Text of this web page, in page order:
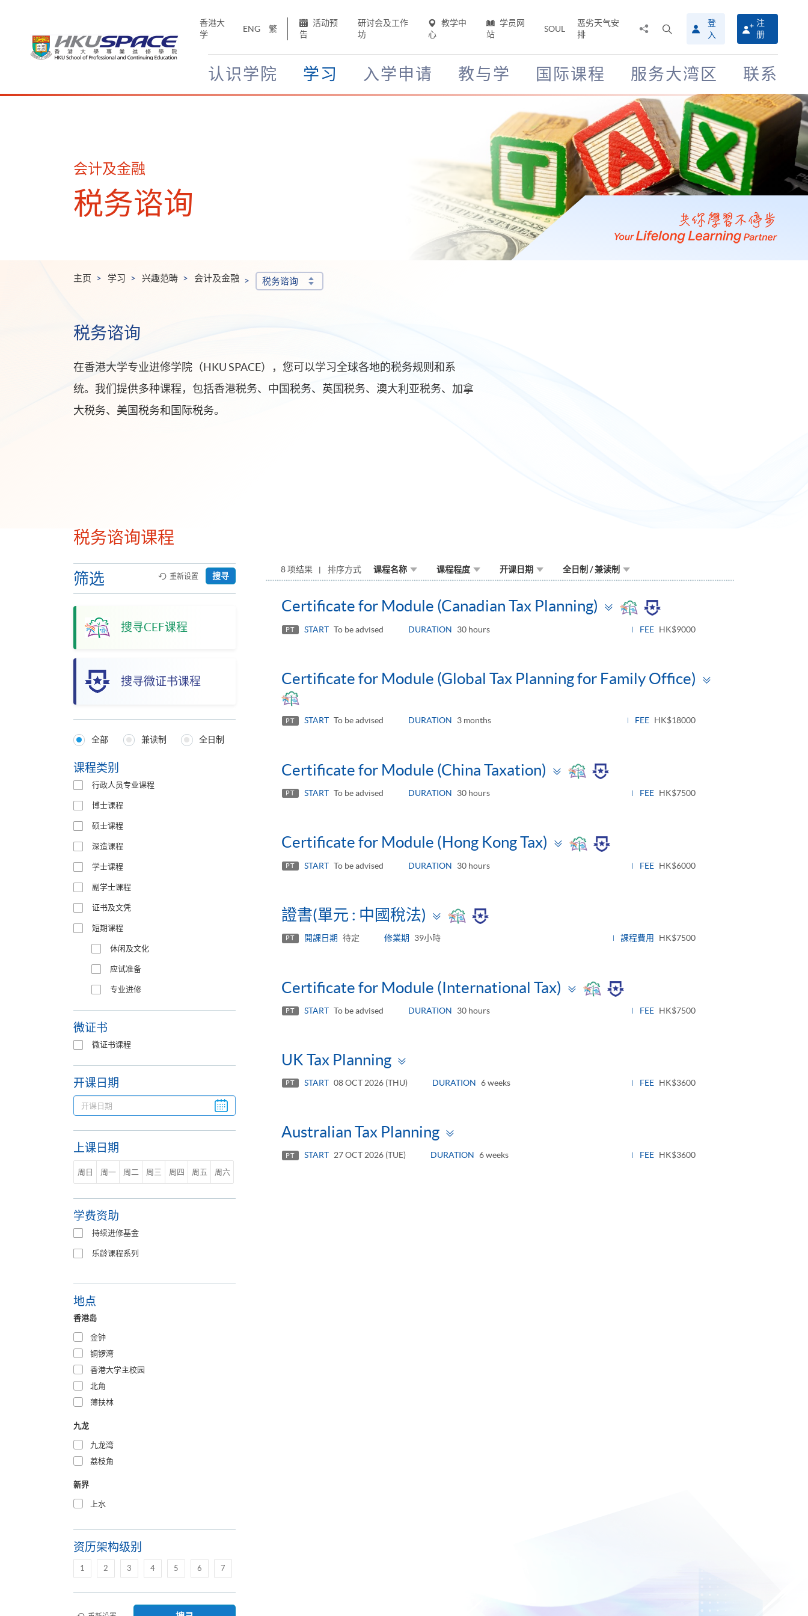
香港大
学
ENG 繁
活动预
告
研讨会及工作
坊
教学中
心
学员网
站
SOUL
恶劣天气安
排
搜
寻
介
面
登
入
注
册
认识学院 学习 入学申请 教与学 国际课程 服务大湾区 联系
Main
会计及金融
税务谘询
主页 学习 兴趣范畴 会计及金融 税务谘询
税务谘询
在香港大学专业进修学院（HKU SPACE），您可以学习全球各地的税务规则和系
统。我们提供多种课程，包括香港税务、中国税务、英国税务、澳大利亚税务、加拿
大税务、美国税务和国际税务。
税务谘询课程
筛选
搜寻CEF课程
搜寻微证书课程
重新设置 搜寻
Programmes
Type
全部 兼读制 全日制
课程类别
行政人员专业课程
博士课程
硕士课程
深造课程
学士课程
副学士课程
证书及文凭
短期课程
休闲及文化
应试准备
专业进修
微证书
微证书课程
开课日期
上课日期
周日 周一 周二 周三 周四 周五 周六
学费资助
持续进修基金
乐龄课程系列
地点
香港岛
金钟
铜锣湾
香港大学主校园
北角
薄扶林
九龙
九龙湾
荔枝角
新界
上水
资历架构级别
1 2 3 4 5 6 7
8 项结果 排序方式 课程名称 课程程度 开课日期 全日制 / 兼读制
Certificate for Module (Canadian Tax Planning)
Toggle
panel
PT START To be advised DURATION 30 hours FEE HK$9000
Certificate for Module (Global Tax Planning for Family Office)
PT START To be advised DURATION 3 months FEE HK$18000
Certificate for Module (China Taxation)
Toggle
PT START To be advised DURATION 30 hours FEE HK$7500
Certificate for Module (Hong Kong Tax)
Toggle
PT START To be advised DURATION 30 hours FEE HK$6000
證書(單元 : 中國稅法)
Toggle
PT 開課日期 待定 修業期 39小時 課程費用 HK$7500
Certificate for Module (International Tax)
Toggle
PT START To be advised DURATION 30 hours FEE HK$7500
UK Tax Planning
panel
PT START 08 OCT 2026 (THU) DURATION 6 weeks FEE HK$3600
Australian Tax Planning
panel
PT START 27 OCT 2026 (TUE) DURATION 6 weeks FEE HK$3600